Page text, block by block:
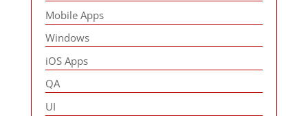
Mobile Apps
Windows
iOS Apps
QA
UI